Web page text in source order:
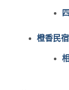
橙香民